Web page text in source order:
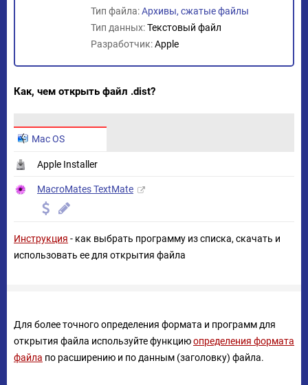
Тип файла:Архивы, сжатые файлы
Тип данных:Текстовый файл
Разработчик:Apple
Как, чем открыть файл .dist?
Mac OS
Apple Installer
MacroMates TextMate
Инструкция - как выбрать программу из списка, скачать и
использовать ее для открытия файла
Для более точного определения формата и программ для
открытия файла используйте функциюопределения формата
файла по расширению и по данным (заголовку) файла.